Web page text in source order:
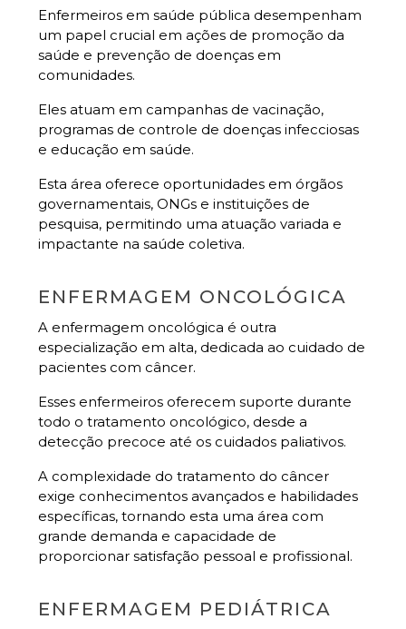
Enfermeiros em saúde pública desempenham
um papel crucial em ações de promoção da
saúde e prevenção de doenças em
comunidades.
Eles atuam em campanhas de vacinação,
programas de controle de doenças infecciosas
e educação em saúde.
Esta área oferece oportunidades em órgãos
governamentais, ONGs e instituições de
pesquisa, permitindo uma atuação variada e
impactante na saúde coletiva.
ENFERMAGEM ONCOLÓGICA
A enfermagem oncológica é outra
especialização em alta, dedicada ao cuidado de
pacientes com câncer.
Esses enfermeiros oferecem suporte durante
todo o tratamento oncológico, desde a
detecção precoce até os cuidados paliativos.
A complexidade do tratamento do câncer
exige conhecimentos avançados e habilidades
específicas, tornando esta uma área com
grande demanda e capacidade de
proporcionar satisfação pessoal e profissional.
ENFERMAGEM PEDIÁTRICA